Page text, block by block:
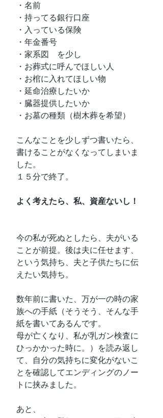
・名前
・持ってる銀行口座
・入っている保険
・年金番号
・家系図　を少し
・お葬式に呼んでほしい人
・お棺に入れてほしい物
・延命治療したいか
・臓器提供したいか
・お墓の種類（樹木葬を希望）
こんなことを少しずつ書いたら、
書けることがなくなってしまいま
した。
１５分で終了。
よく考えたら、私、資産ないし！
今の私が死ぬとしたら、夫がいる
ことが前提。後は夫に任せます、
という気持ち、夫と子供たちに伝
えたい気持ち。
数年前に書いた、万が一の時の家
族への手紙（そうそう、そんな手
紙を書いてあるんです。
母が亡くなり、私が乳ガン検査に
ひっかかった時に。）を読み返し
て、自分の気持ちに変化がないこ
とを確認してエンディングのノー
トに挟みました。
あと、